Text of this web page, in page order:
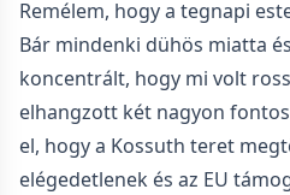
Remélem, hogy a tegnapi
Bár mindenki dühös miatta
koncentrált, hogy mi volt
elhangzott két nagyon
el, hogy a Kossuth teret
elégedetlenek és az EU